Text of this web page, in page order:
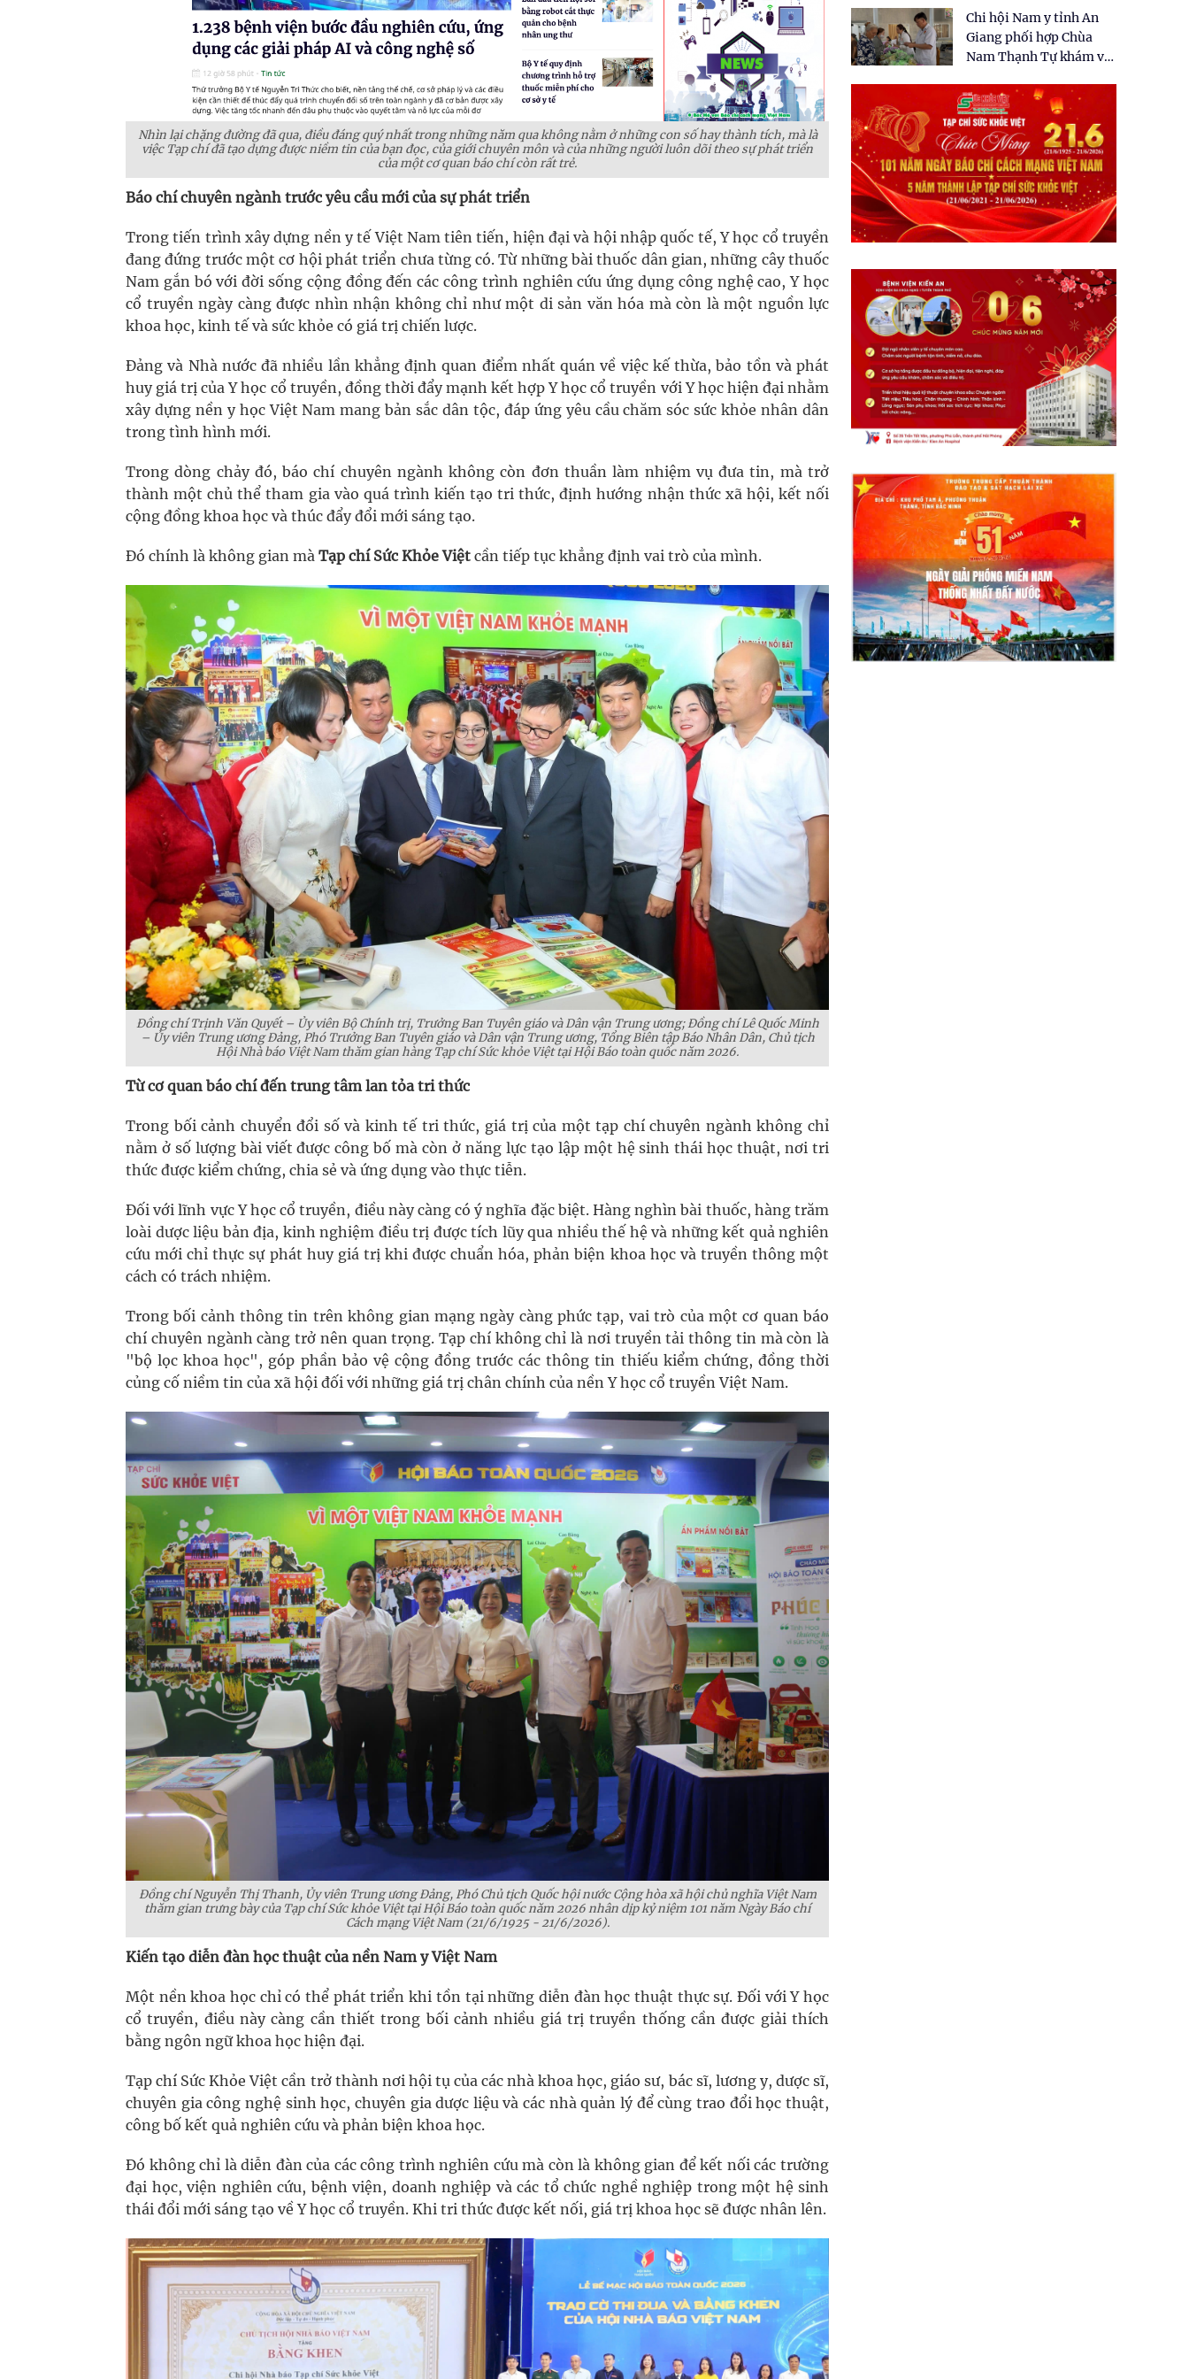
Nhìn lại chặng đường đã qua, điều đáng quý nhất trong những năm qua không nằm ở những con số hay thành tích, mà là
việc Tạp chí đã tạo dựng được niềm tin của bạn đọc, của giới chuyên môn và của những người luôn dõi theo sự phát triển
của một cơ quan báo chí còn rất trẻ.
Báo chí chuyên ngành trước yêu cầu mới của sự phát triển
Trong tiến trình xây dựng nền y tế Việt Nam tiên tiến, hiện đại và hội nhập quốc tế, Y học cổ truyền
đang đứng trước một cơ hội phát triển chưa từng có. Từ những bài thuốc dân gian, những cây thuốc
Nam gắn bó với đời sống cộng đồng đến các công trình nghiên cứu ứng dụng công nghệ cao, Y học
cổ truyền ngày càng được nhìn nhận không chỉ như một di sản văn hóa mà còn là một nguồn lực
khoa học, kinh tế và sức khỏe có giá trị chiến lược.
Đảng và Nhà nước đã nhiều lần khẳng định quan điểm nhất quán về việc kế thừa, bảo tồn và phát
huy giá trị của Y học cổ truyền, đồng thời đẩy mạnh kết hợp Y học cổ truyền với Y học hiện đại nhằm
xây dựng nền y học Việt Nam mang bản sắc dân tộc, đáp ứng yêu cầu chăm sóc sức khỏe nhân dân
trong tình hình mới.
Trong dòng chảy đó, báo chí chuyên ngành không còn đơn thuần làm nhiệm vụ đưa tin, mà trở
thành một chủ thể tham gia vào quá trình kiến tạo tri thức, định hướng nhận thức xã hội, kết nối
cộng đồng khoa học và thúc đẩy đổi mới sáng tạo.
Đó chính là không gian mà Tạp chí Sức Khỏe Việt cần tiếp tục khẳng định vai trò của mình.
Đồng chí Trịnh Văn Quyết – Ủy viên Bộ Chính trị, Trưởng Ban Tuyên giáo và Dân vận Trung ương; Đồng chí Lê Quốc Minh
– Ủy viên Trung ương Đảng, Phó Trưởng Ban Tuyên giáo và Dân vận Trung ương, Tổng Biên tập Báo Nhân Dân, Chủ tịch
Hội Nhà báo Việt Nam thăm gian hàng Tạp chí Sức khỏe Việt tại Hội Báo toàn quốc năm 2026.
Từ cơ quan báo chí đến trung tâm lan tỏa tri thức
Trong bối cảnh chuyển đổi số và kinh tế tri thức, giá trị của một tạp chí chuyên ngành không chỉ
nằm ở số lượng bài viết được công bố mà còn ở năng lực tạo lập một hệ sinh thái học thuật, nơi tri
thức được kiểm chứng, chia sẻ và ứng dụng vào thực tiễn.
Đối với lĩnh vực Y học cổ truyền, điều này càng có ý nghĩa đặc biệt. Hàng nghìn bài thuốc, hàng trăm
loài dược liệu bản địa, kinh nghiệm điều trị được tích lũy qua nhiều thế hệ và những kết quả nghiên
cứu mới chỉ thực sự phát huy giá trị khi được chuẩn hóa, phản biện khoa học và truyền thông một
cách có trách nhiệm.
Trong bối cảnh thông tin trên không gian mạng ngày càng phức tạp, vai trò của một cơ quan báo
chí chuyên ngành càng trở nên quan trọng. Tạp chí không chỉ là nơi truyền tải thông tin mà còn là
"bộ lọc khoa học", góp phần bảo vệ cộng đồng trước các thông tin thiếu kiểm chứng, đồng thời
củng cố niềm tin của xã hội đối với những giá trị chân chính của nền Y học cổ truyền Việt Nam.
Đồng chí Nguyễn Thị Thanh, Ủy viên Trung ương Đảng, Phó Chủ tịch Quốc hội nước Cộng hòa xã hội chủ nghĩa Việt Nam
thăm gian trưng bày của Tạp chí Sức khỏe Việt tại Hội Báo toàn quốc năm 2026 nhân dịp kỷ niệm 101 năm Ngày Báo chí
Cách mạng Việt Nam (21/6/1925 - 21/6/2026).
Kiến tạo diễn đàn học thuật của nền Nam y Việt Nam
Một nền khoa học chỉ có thể phát triển khi tồn tại những diễn đàn học thuật thực sự. Đối với Y học
cổ truyền, điều này càng cần thiết trong bối cảnh nhiều giá trị truyền thống cần được giải thích
bằng ngôn ngữ khoa học hiện đại.
Tạp chí Sức Khỏe Việt cần trở thành nơi hội tụ của các nhà khoa học, giáo sư, bác sĩ, lương y, dược sĩ,
chuyên gia công nghệ sinh học, chuyên gia dược liệu và các nhà quản lý để cùng trao đổi học thuật,
công bố kết quả nghiên cứu và phản biện khoa học.
Đó không chỉ là diễn đàn của các công trình nghiên cứu mà còn là không gian để kết nối các trường
đại học, viện nghiên cứu, bệnh viện, doanh nghiệp và các tổ chức nghề nghiệp trong một hệ sinh
thái đổi mới sáng tạo về Y học cổ truyền. Khi tri thức được kết nối, giá trị khoa học sẽ được nhân lên.
dân tại xã Tân Tập
Chi hội Nam y tỉnh An
Giang phối hợp Chùa
Nam Thạnh Tự khám và
nhân dân